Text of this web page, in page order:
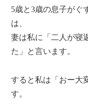
5歳と3歳の息子がぐ
は、
妻は私に「二人が寝
た」と言います。
すると私は「おー大
す。